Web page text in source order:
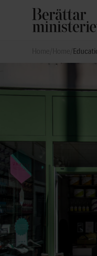
Home Home